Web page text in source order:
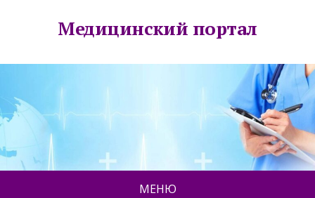
Медицинский портал
МЕНЮ